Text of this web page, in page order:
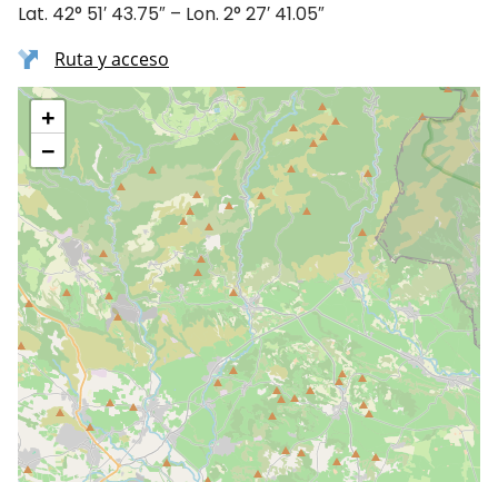
Lat. 42° 51′ 43.75″ – Lon. 2° 27′ 41.05″
Ruta y acceso
+
−